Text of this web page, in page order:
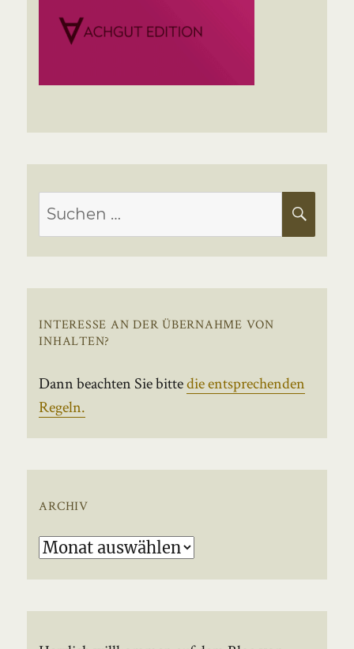
Suchen
nach:
INTERESSE AN DER ÜBERNAHME VON
INHALTEN?
Dann beachten Sie bittedie entsprechenden
Regeln.
ARCHIV
Archiv